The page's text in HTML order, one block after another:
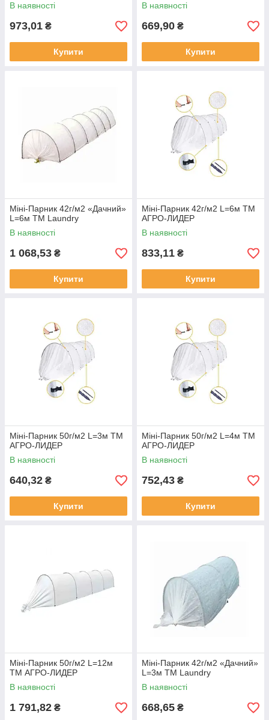
В наявності
973,01 ₴
Купити
В наявності
669,90 ₴
Купити
Міні-Парник 42г/м2 «Дачний»
L=6м ТМ Laundry
В наявності
1 068,53 ₴
Купити
Міні-Парник 42г/м2 L=6м ТМ
АГРО-ЛИДЕР
В наявності
833,11 ₴
Купити
Міні-Парник 50г/м2 L=3м ТМ
АГРО-ЛИДЕР
В наявності
640,32 ₴
Купити
Міні-Парник 50г/м2 L=4м ТМ
АГРО-ЛИДЕР
В наявності
752,43 ₴
Купити
Міні-Парник 50г/м2 L=12м
ТМ АГРО-ЛИДЕР
В наявності
1 791,82 ₴
Міні-Парник 42г/м2 «Дачний»
L=3м ТМ Laundry
В наявності
668,65 ₴